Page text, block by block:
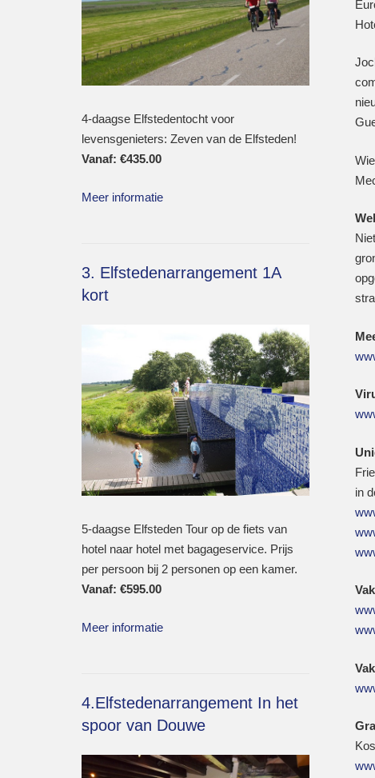
in
4-daagse Elfstedentocht voor
levensgenieters: Zeven van de Elfsteden!
Vanaf: €435.00
Meer informatie
3. Elfstedenarrangement 1A
kort
5-daagse Elfsteden Tour op de fiets van
hotel naar hotel met bagageservice. Prijs
per persoon bij 2 personen op een kamer.
Vanaf: €595.00
Meer informatie
4.Elfstedenarrangement In het
spoor van Douwe